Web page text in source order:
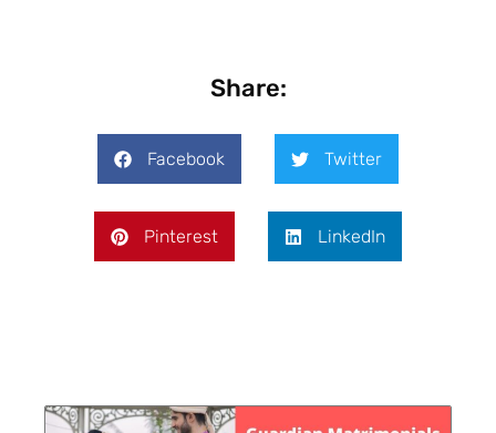
Share:
Facebook Twitter
Pinterest LinkedIn